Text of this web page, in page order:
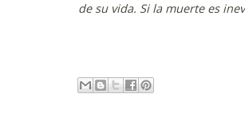
de su vida. Si la muerte es